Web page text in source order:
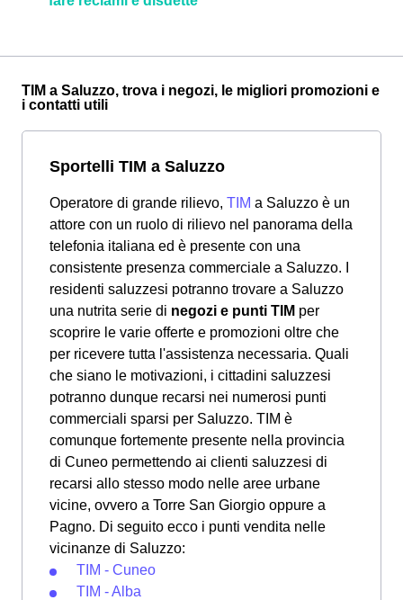
TIM a Saluzzo, trova i negozi, le migliori promozioni e
i contatti utili
Sportelli TIM a Saluzzo
Operatore di grande rilievo, TIM a Saluzzo è un
attore con un ruolo di rilievo nel panorama della
telefonia italiana ed è presente con una
consistente presenza commerciale a Saluzzo. I
residenti saluzzesi potranno trovare a Saluzzo
una nutrita serie di negozi e punti TIM per
scoprire le varie offerte e promozioni oltre che
per ricevere tutta l'assistenza necessaria. Quali
che siano le motivazioni, i cittadini saluzzesi
potranno dunque recarsi nei numerosi punti
commerciali sparsi per Saluzzo. TIM è
comunque fortemente presente nella provincia
di Cuneo permettendo ai clienti saluzzesi di
recarsi allo stesso modo nelle aree urbane
vicine, ovvero a Torre San Giorgio oppure a
Pagno. Di seguito ecco i punti vendita nelle
vicinanze di Saluzzo:
TIM - Cuneo
TIM - Alba